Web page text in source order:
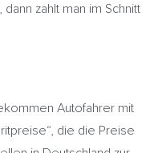
zahlt man im Schnitt
Autofahrer mit
die die Preise